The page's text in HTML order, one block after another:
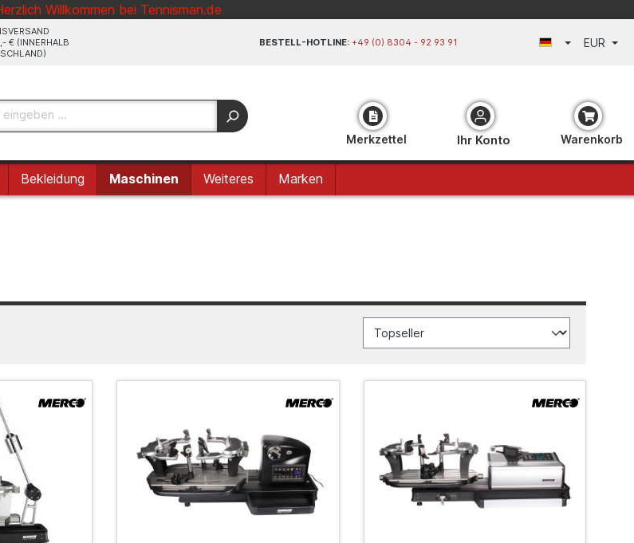
Willkommen bei Tennisman.de
€ (INNERHALB
BESTELL-HOTLINE: +49 (0) 8304 - 92 93 91 EUR
Merkzettel Ihr Konto Warenkorb
Bekleidung Maschinen Weiteres Marken